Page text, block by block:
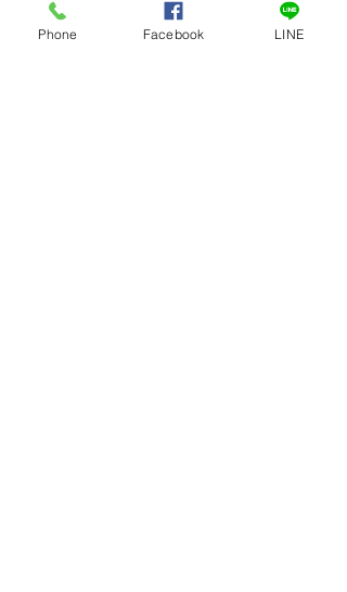
หากไม่ระมัดระวังหรือเครื่องจักรไม่อยู่
ในสภาพที่ดี
Phone Facebook LINE